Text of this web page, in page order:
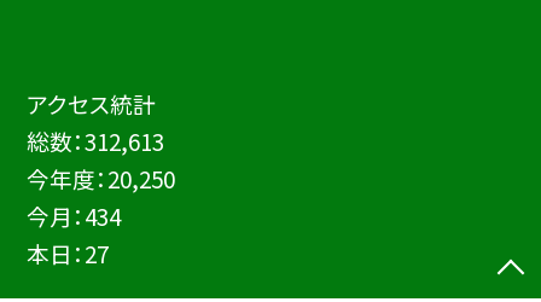
アクセス統計
総数：312,613
今年度：20,250
今月：434
本日：27